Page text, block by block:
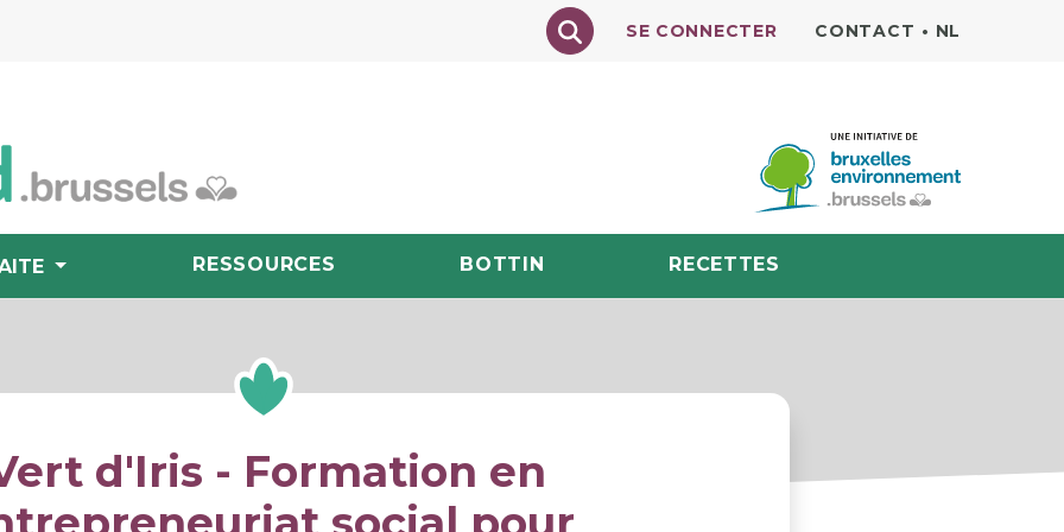
Texte à rechercher
SE CONNECTER CONTACT • NL
RESSOURCES BOTTIN RECETTES
d'Iris - Formation en